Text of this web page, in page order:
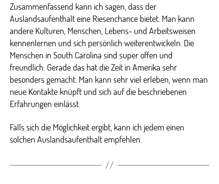
Zusammenfassend kann ich sagen, dass der
Auslandsaufenthalt eine Riesenchance bietet. Man kann
andere Kulturen, Menschen, Lebens- und Arbeitsweisen
kennenlernen und sich persönlich weiterentwickeln. Die
Menschen in South Carolina sind super offen und
freundlich. Gerade das hat die Zeit in Amerika sehr
besonders gemacht. Man kann sehr viel erleben, wenn man
neue Kontakte knüpft und sich auf die beschriebenen
Erfahrungen einlässt.
Falls sich die Möglichkeit ergibt, kann ich jedem einen
solchen Auslandsaufenthalt empfehlen.